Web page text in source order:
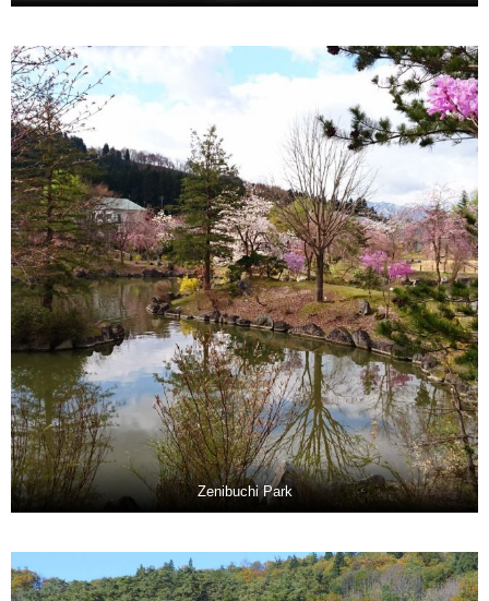
Zenibuchi Park